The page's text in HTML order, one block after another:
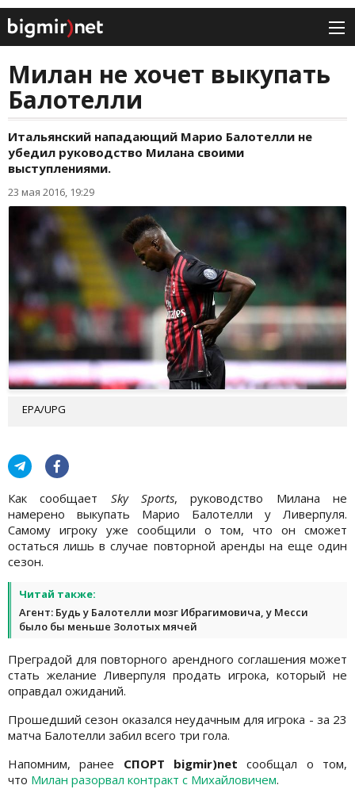
Милан не хочет выкупать
Балотелли
Итальянский нападающий Марио Балотелли не
убедил руководство Милана своими
выступлениями.
23 мая 2016, 19:29
EPA/UPG
Как сообщает Sky Sports, руководство Милана не
намерено выкупать Марио Балотелли у Ливерпуля.
Самому игроку уже сообщили о том, что он сможет
остаться лишь в случае повторной аренды на еще один
сезон.
Читай также:
Агент: Будь у Балотелли мозг Ибрагимовича, у Месси
было бы меньше Золотых мячей
Преградой для повторного арендного соглашения может
стать желание Ливерпуля продать игрока, который не
оправдал ожиданий.
Прошедший сезон оказался неудачным для игрока - за 23
матча Балотелли забил всего три гола.
Напомним, ранее СПОРТ bigmir)net сообщал о том,
что Милан разорвал контракт с Михайловичем.